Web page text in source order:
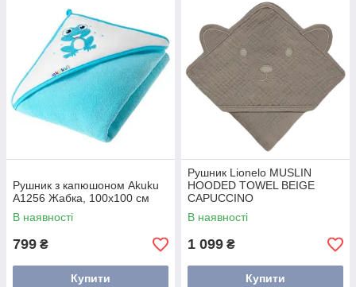
Рушник з капюшоном Akuku
A1256 Жабка, 100x100 см
В наявності
799 ₴
Купити
Рушник Lionelo MUSLIN
HOODED TOWEL BEIGE
CAPUCCINO
В наявності
1 099 ₴
Купити